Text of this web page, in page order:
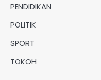
PENDIDIKAN
POLITIK
SPORT
TOKOH